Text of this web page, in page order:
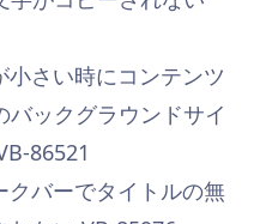
さい時にコンテンツ
ックグラウンドサイ
86521
バーでタイトルの無